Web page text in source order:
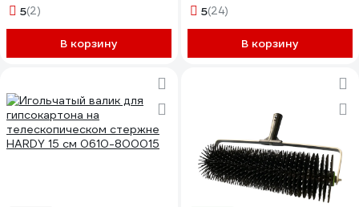
5(2)
В корзину
ЛА-00001744
5(24)
В корзину